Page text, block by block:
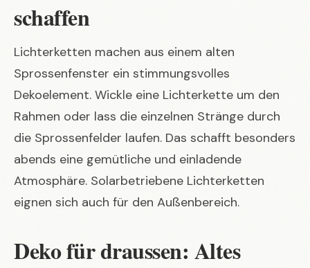
schaffen
Lichterketten machen aus einem alten
Sprossenfenster ein stimmungsvolles
Dekoelement. Wickle eine Lichterkette um den
Rahmen oder lass die einzelnen Stränge durch
die Sprossenfelder laufen. Das schafft besonders
abends eine gemütliche und einladende
Atmosphäre. Solarbetriebene Lichterketten
eignen sich auch für den Außenbereich.
Deko für draussen: Altes